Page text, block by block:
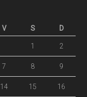
V S D
1 2
7 8 9
14 15 16